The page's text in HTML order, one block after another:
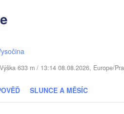
633 m / 13:14 08.08.2026, Europe/
SLUNCE A MĚSÍC
Мінск
Бабруйск
Магілёў
(Mahilioŭ)
BĚLORUSKO